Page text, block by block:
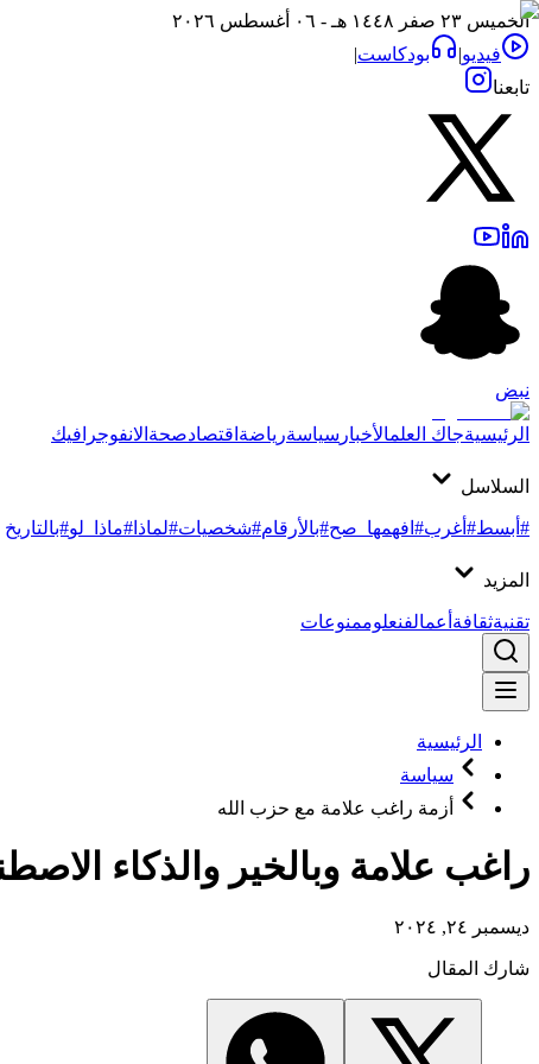
الخميس ٢٣ صفر ١٤٤٨ هـ - ٠٦ أغسطس ٢٠٢٦
فيديو| بودكاست|
تابعنا
نبض
الرئيسيةجاك العلمالأخبار سياسةرياضة اقتصادصحة الانفوجرافيك
السلاسل
#أبسط#أغرب#افهمها_صح#بالأرقام#شخصيات#لماذا #ماذا_لو#بالتاريخ
المزيد
تقنيةثقافة أعمالفنعلوممنوعات
الرئيسية
سياسة
أزمة راغب علامة مع حزب الله
راغب علامة وبالخير والذكاء
ديسمبر ٢٤, ٢٠٢٤
شارك المقال